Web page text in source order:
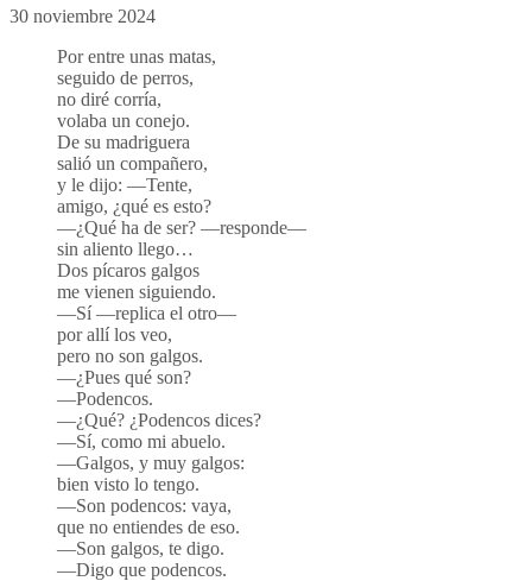
30 noviembre 2024
Por entre unas matas,
seguido de perros,
no diré corría,
volaba un conejo.
De su madriguera
salió un compañero,
y le dijo: —Tente,
amigo, ¿qué es esto?
—¿Qué ha de ser? —responde—
sin aliento llego…
Dos pícaros galgos
me vienen siguiendo.
—Sí —replica el otro—
por allí los veo,
pero no son galgos.
—¿Pues qué son?
—Podencos.
—¿Qué? ¿Podencos dices?
—Sí, como mi abuelo.
—Galgos, y muy galgos:
bien visto lo tengo.
—Son podencos: vaya,
que no entiendes de eso.
—Son galgos, te digo.
—Digo que podencos.